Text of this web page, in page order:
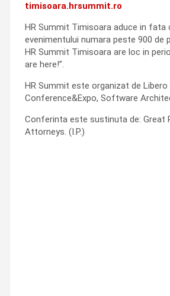
timisoara.hrsummit.ro
HR Summit Timisoara aduce in fata
evenimentului numara peste 900 de
HR Summit Timisoara are loc in
are here!”.
HR Summit este organizat de
Conference&Expo, Software
Conferinta este sustinuta de: Great
Attorneys. (I.P.)